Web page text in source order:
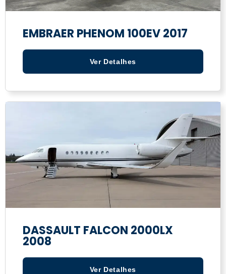
EMBRAER PHENOM 100EV 2017
Ver Detalhes
DASSAULT FALCON 2000LX
2008
Ver Detalhes